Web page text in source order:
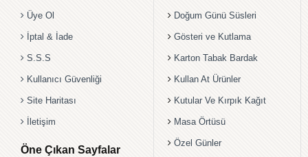
Üye Ol
İptal & İade
S.S.S
Kullanıcı Güvenliği
Site Haritası
İletişim
Öne Çıkan Sayfalar
Doğum Günü Süsleri
Gösteri ve Kutlama
Karton Tabak Bardak
Kullan At Ürünler
Kutular Ve Kırpık Kağıt
Masa Örtüsü
Özel Günler